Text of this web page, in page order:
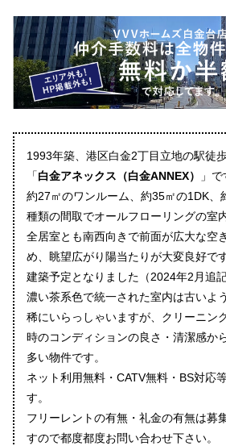
1993年築、港区白金2丁目立地の駅徒
「白金アネックス（白金ANNEX）
」で
約27㎡のワンルーム、約35㎡の1DK、
種類の間取でオールフローリングの室
全居室とも南西向きで前面が広大な空
め、眺望広がり陽当たりが大変良好で
建築予定となりました（2024年2月追記
濃い茶系色で統一された室内は古いよ
稀にいらっしゃいますが、クリーニン
時のコンディションの良さ・清潔感か
多い物件です。
ネット利用無料・CATV無料・BS対応
す。
フリーレントの有無・礼金の有無は募
すので都度都度お問い合わせ下さい。